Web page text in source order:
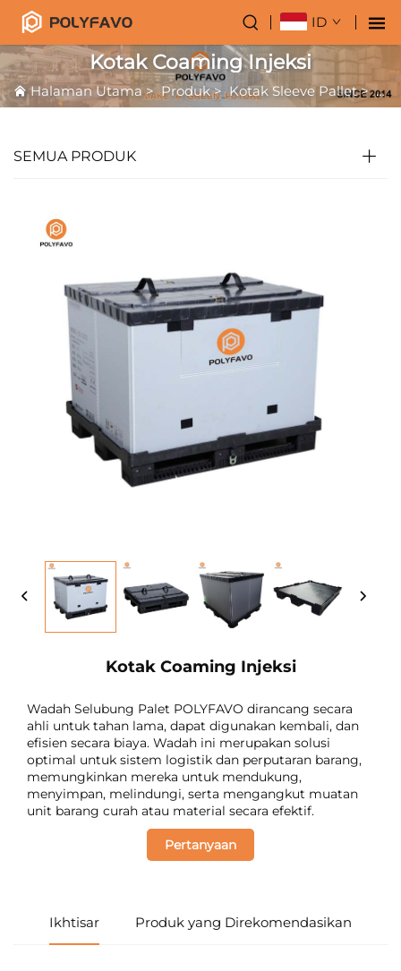
ID
Kotak Coaming Injeksi
Halaman Utama>Produk>Kotak Sleeve Pallet>
SEMUA PRODUK
Kotak Coaming Injeksi
Wadah Selubung Palet POLYFAVO dirancang secara
ahli untuk tahan lama, dapat digunakan kembali, dan
efisien secara biaya. Wadah ini merupakan solusi
optimal untuk sistem logistik dan perputaran barang,
memungkinkan mereka untuk mendukung,
menyimpan, melindungi, serta mengangkut muatan
unit barang curah atau material secara efektif.
Pertanyaan
Ikhtisar Produk yang Direkomendasikan